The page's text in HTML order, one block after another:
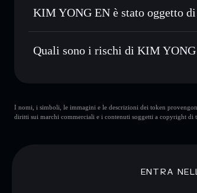
esclusivo controllo delle tue chiavi private
KIM YONG EN è stato oggetto
KIM YONG EN non è
Quali sono i rischi di KIM YONG
YONG EN
mutevoli
I nomi, i simboli, le immagini e le descrizioni dei token
diritti sui marchi commerciali e i contenuti soggetti a copyright di
ENTRA